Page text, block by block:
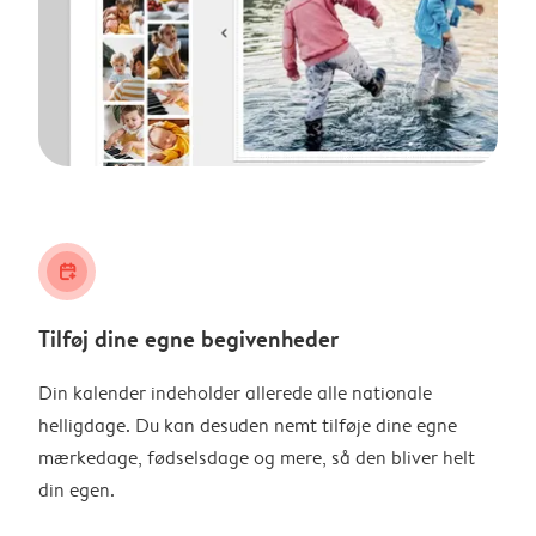
calendar_plus
Tilføj dine egne begivenheder
Din kalender indeholder allerede alle nationale
helligdage. Du kan desuden nemt tilføje dine egne
mærkedage, fødselsdage og mere, så den bliver helt
din egen.